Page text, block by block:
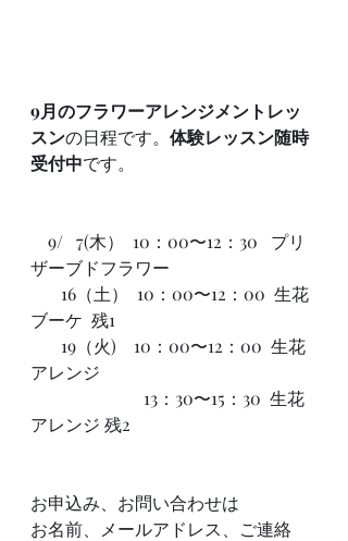
9月のフラワーアレンジメントレッ
スンの日程です。 体験レッスン随時
受付中です。
9/   7(木）  10：00〜12：30   プリ
ザーブドフラワー
16（土）  10：00〜12：00  生花
ブーケ  残1
アレンジ
13：30〜15：30  生花
アレンジ 残2
お申込み、お問い合わせは
お名前、メールアドレス、ご連絡